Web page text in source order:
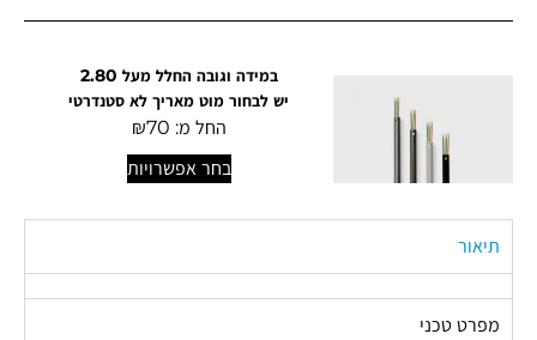
במידה וגובה החלל מעל 2.80
יש לבחור מוט מאריך לא סטנדרטי
החל מ: ₪70
בחר אפשרויות
תיאור
מפרט טכני